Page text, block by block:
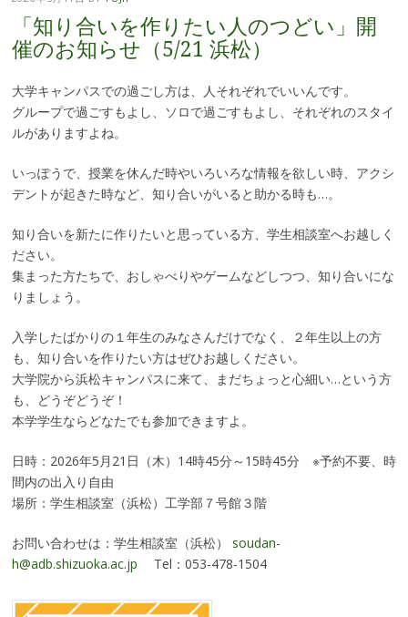
「知り合いを作りたい人のつどい」開
催のお知らせ（5/21 浜松）
大学キャンパスでの過ごし方は、人それぞれでいいんです。
グループで過ごすもよし、ソロで過ごすもよし、それぞれのスタイ
ルがありますよね。
いっぽうで、授業を休んだ時やいろいろな情報を欲しい時、アクシ
デントが起きた時など、知り合いがいると助かる時も…。
知り合いを新たに作りたいと思っている方、学生相談室へお越しく
ださい。
集まった方たちで、おしゃべりやゲームなどしつつ、知り合いにな
りましょう。
入学したばかりの１年生のみなさんだけでなく、２年生以上の方
も、知り合いを作りたい方はぜひお越しください。
大学院から浜松キャンパスに来て、まだちょっと心細い…という方
も、どうぞどうぞ！
本学学生ならどなたでも参加できますよ。
日時：2026年5月21日（木）14時45分～15時45分 ※予約不要、時
間内の出入り自由
場所：学生相談室（浜松）工学部７号館３階
お問い合わせは：学生相談室（浜松） soudan-
h@adb.shizuoka.ac.jp Tel：053-478-1504